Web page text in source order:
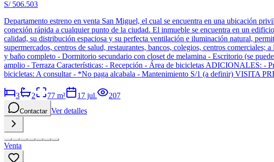
S/ 506.503
Departamento estreno en venta San Miguel, el cual se encuentra en una ubicación
conexión rápida a cualquier punto de la ciudad. El inmueble se encuentra en un
calidad, su distribución espaciosa y su perfecta ventilación e iluminación natural,
supermercados, centros de salud, restaurantes, bancos, colegios, centros
y baño completo - Dormitorio secundario con closet de melamina - Escritorio (se
amplio - Terraza Características: - Recepción - Área de bicicletas ADICIONALES: -
bicicletas: A consultar - *No paga alcabala - Mantenimiento S/1 (a definir) VISITA
3 2 77 m² 17 jul. 207
Contactar Ver detalles
Venta